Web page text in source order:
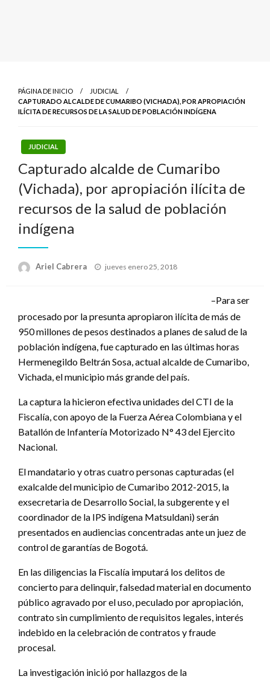
PÁGINA DE INICIO
JUDICIAL
CAPTURADO ALCALDE DE CUMARIBO (VICHADA), POR APROPIACIÓN
ILÍCITA DE RECURSOS DE LA SALUD DE POBLACIÓN INDÍGENA
JUDICIAL
Capturado alcalde de Cumaribo
(Vichada), por apropiación ilícita de
recursos de la salud de población
indígena
Ariel Cabrera
Publicado
jueves enero 25, 2018
–Para ser
procesado por la presunta apropiaron ilícita de más de
950 millones de pesos destinados a planes de salud de la
población indígena, fue capturado en las últimas horas
Hermenegildo Beltrán Sosa, actual alcalde de Cumaribo,
Vichada, el municipio más grande del país.
La captura la hicieron efectiva unidades del CTI de la
Fiscalía, con apoyo de la Fuerza Aérea Colombiana y el
Batallón de Infantería Motorizado N° 43 del Ejercito
Nacional.
El mandatario y otras cuatro personas capturadas (el
exalcalde del municipio de Cumaribo 2012-2015, la
exsecretaria de Desarrollo Social, la subgerente y el
coordinador de la IPS indígena Matsuldani) serán
presentados en audiencias concentradas ante un juez de
control de garantías de Bogotá.
En las diligencias la Fiscalía imputará los delitos de
concierto para delinquir, falsedad material en documento
público agravado por el uso, peculado por apropiación,
contrato sin cumplimiento de requisitos legales, interés
indebido en la celebración de contratos y fraude
procesal.
La investigación inició por hallazgos de la